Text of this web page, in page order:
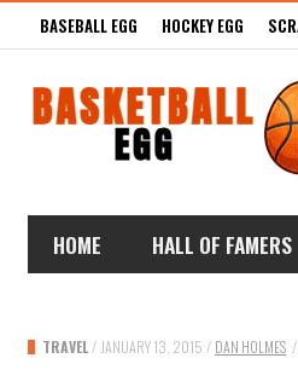
BASEBALL EGG HOCKEY EGG
HOME HALL OF FAMERS
TRAVEL / JANUARY 13, 2015 / DAN HOLMES /